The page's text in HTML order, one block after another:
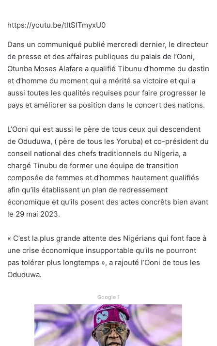
https://youtu.be/tItSITmyxU0
Dans un communiqué publié mercredi dernier, le directeur
de presse et des affaires publiques du palais de l’Ooni,
Otunba Moses Alafare a qualifié Tibunu d’homme du destin
et d’homme du moment qui a mérité sa victoire et qui a
aussi toutes les qualités requises pour faire progresser le
pays et améliorer sa position dans le concert des nations.
L’Ooni qui est aussi le père de tous ceux qui descendent
de Oduduwa, ( père de tous les Yoruba) et co-président du
conseil national des chefs traditionnels du Nigeria, a
chargé Tinubu de former une équipe de transition
composée de femmes et d’hommes hautement qualifiés
afin qu’ils établissent un plan de redressement
économique et qu’ils posent des actes concrêts bien avant
le 29 mai 2023.
« C’est la plus grande attente des Nigérians qui font face à
une crise économique insupportable qu’ils ne pourront
pas tolérer plus longtemps », a rajouté l’Ooni de tous les
Oduduwa.
Google 1